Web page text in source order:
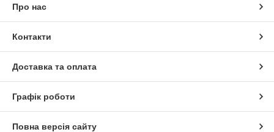
Про нас
Контакти
Доставка та оплата
Графік роботи
Повна версія сайту